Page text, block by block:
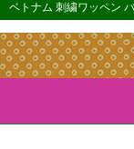
{*カルーセル機能を全
ベトナム 刺繍ワッペン